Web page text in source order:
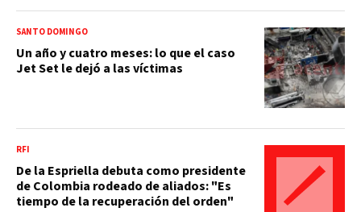
SANTO DOMINGO
Un año y cuatro meses: lo que el caso
Jet Set le dejó a las víctimas
RFI
De la Espriella debuta como presidente
de Colombia rodeado de aliados: "Es
tiempo de la recuperación del orden"